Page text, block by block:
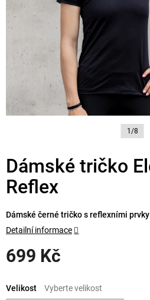
1/8
Dámské tričko
Reflex
699 Kč
cena:
Velikost
Dámské černé tričko s reflexními prvky
Detailní informace